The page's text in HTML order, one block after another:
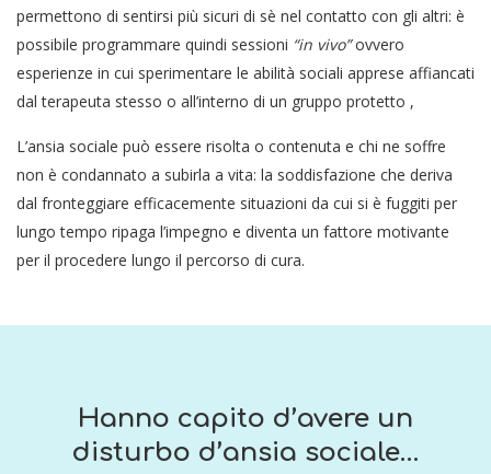
permettono di sentirsi più sicuri di sè nel contatto con gli altri: è
possibile programmare quindi sessioni “in vivo”ovvero
esperienze in cui sperimentare le abilità sociali apprese affiancati
dal terapeuta stesso o all’interno di un gruppo protetto ,
L’ansia sociale può essere risolta o contenuta e chi ne soffre
non è condannato a subirla a vita: la soddisfazione che deriva
dal fronteggiare efficacemente situazioni da cui si è fuggiti per
lungo tempo ripaga l’impegno e diventa un fattore motivante
per il procedere lungo il percorso di cura.
Hanno capito d’avere un
disturbo d’ansia sociale…